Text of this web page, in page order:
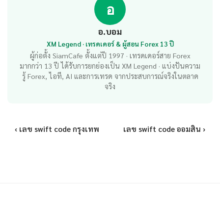
อ
อ.บอม
XM Legend · เทรดเดอร์ & ผู้สอน Forex 13 ปี
ผู้ก่อตั้ง SiamCafe ตั้งแต่ปี 1997 · เทรดเดอร์สาย Forex
มากกว่า 13 ปี ได้รับการยกย่องเป็น XM Legend · แบ่งปันความ
รู้ Forex, ไอที, AI และการเทรด จากประสบการณ์จริงในตลาด
จริง
‹ เลข swift code กรุงเทพ เลข swift code ออมสิน ›